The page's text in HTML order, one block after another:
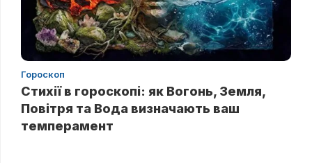
Гороскоп
Стихії в гороскопі: як Вогонь, Земля,
Повітря та Вода визначають ваш
темперамент